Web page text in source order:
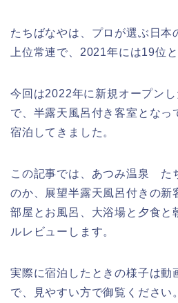
たちばなやは、プロが選ぶ日本
上位常連で、2021年には19位
今回は2022年に新規オープン
で、半露天風呂付き客室となっ
宿泊してきました。
この記事では、あつみ温泉 た
のか、展望半露天風呂付きの新
部屋とお風呂、大浴場と夕食と
ルレビューします。
実際に宿泊したときの様子は動
で、見やすい方で御覧ください。